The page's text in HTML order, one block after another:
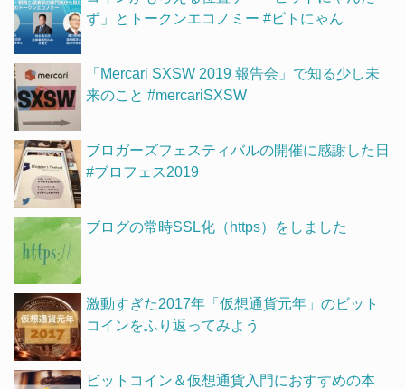
ず」とトークンエコノミー #ビトにゃん
「Mercari SXSW 2019 報告会」で知る少し未
来のこと #mercariSXSW
ブロガーズフェスティバルの開催に感謝した日
#ブロフェス2019
ブログの常時SSL化（https）をしました
激動すぎた2017年「仮想通貨元年」のビット
コインをふり返ってみよう
ビットコイン＆仮想通貨入門におすすめの本